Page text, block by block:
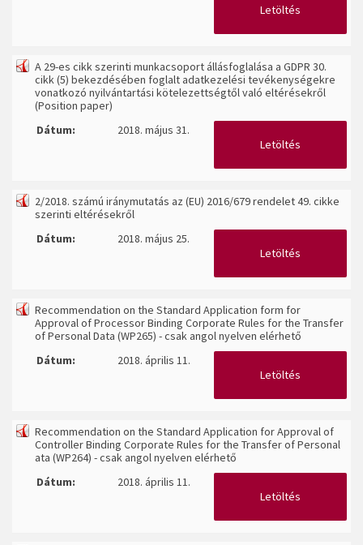
Letöltés
A 29-es cikk szerinti munkacsoport állásfoglalása a GDPR 30.
cikk (5) bekezdésében foglalt adatkezelési tevékenységekre
vonatkozó nyilvántartási kötelezettségtől való eltérésekről
(Position paper)
Dátum:
2018. május 31.
Letöltés
2/2018. számú iránymutatás az (EU) 2016/679 rendelet 49. cikke
szerinti eltérésekről
Dátum:
2018. május 25.
Letöltés
Recommendation on the Standard Application form for
Approval of Processor Binding Corporate Rules for the Transfer
of Personal Data (WP265) - csak angol nyelven elérhető
Dátum:
2018. április 11.
Letöltés
Recommendation on the Standard Application for Approval of
Controller Binding Corporate Rules for the Transfer of Personal
ata (WP264) - csak angol nyelven elérhető
Dátum:
2018. április 11.
Letöltés